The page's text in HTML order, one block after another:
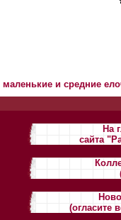
маленькие и средние
На
сайта
(огласите